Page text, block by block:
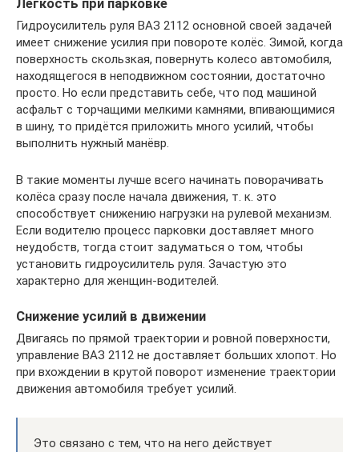
Лёгкость при парковке
Гидроусилитель руля ВАЗ 2112 основной своей задачей
имеет снижение усилия при повороте колёс. Зимой, когда
поверхность скользкая, повернуть колесо автомобиля,
находящегося в неподвижном состоянии, достаточно
просто. Но если представить себе, что под машиной
асфальт с торчащими мелкими камнями, впивающимися
в шину, то придётся приложить много усилий, чтобы
выполнить нужный манёвр.
В такие моменты лучше всего начинать поворачивать
колёса сразу после начала движения, т. к. это
способствует снижению нагрузки на рулевой механизм.
Если водителю процесс парковки доставляет много
неудобств, тогда стоит задуматься о том, чтобы
установить гидроусилитель руля. Зачастую это
характерно для женщин-водителей.
Снижение усилий в движении
Двигаясь по прямой траектории и ровной поверхности,
управление ВАЗ 2112 не доставляет больших хлопот. Но
при вхождении в крутой поворот изменение траектории
движения автомобиля требует усилий.
Это связано с тем, что на него действует